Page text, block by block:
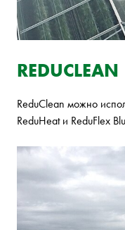
REDUCLEAN
ReduClean можно
ReduHeat и ReduFlex